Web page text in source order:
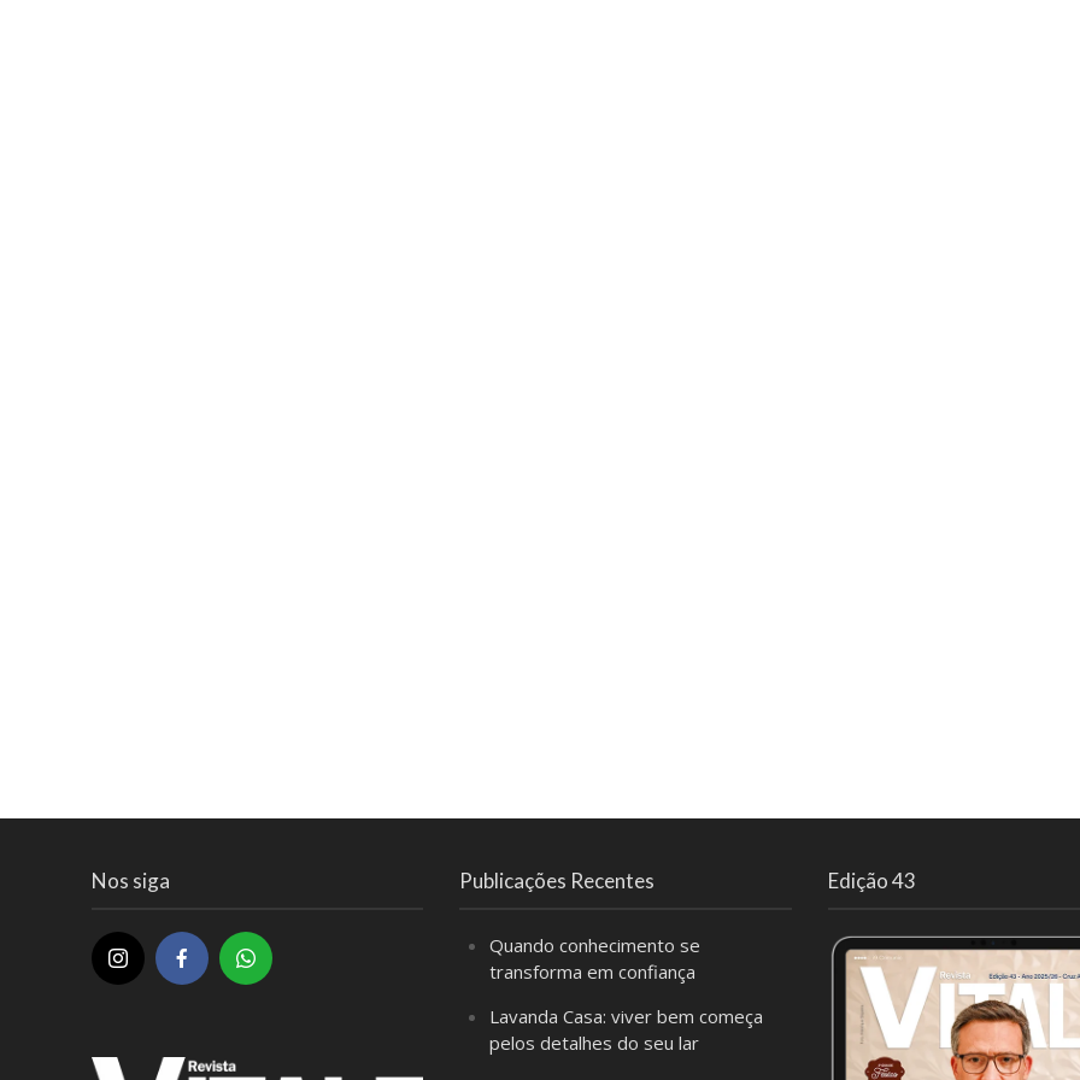
Nos siga Publicações Recentes
Quando conhecimento se
transforma em confiança
Lavanda Casa: viver bem começa
pelos detalhes do seu lar
Edição 43